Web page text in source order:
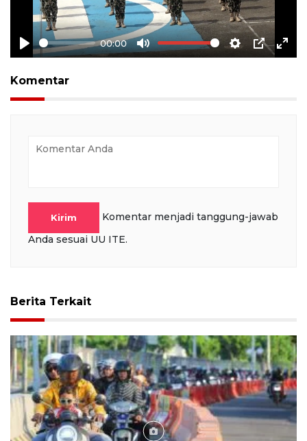
Play
00:00
Mute Settings
PIP
Komentar
Kirim
Komentar menjadi tanggung-jawab
Anda sesuai UU ITE.
Berita Terkait